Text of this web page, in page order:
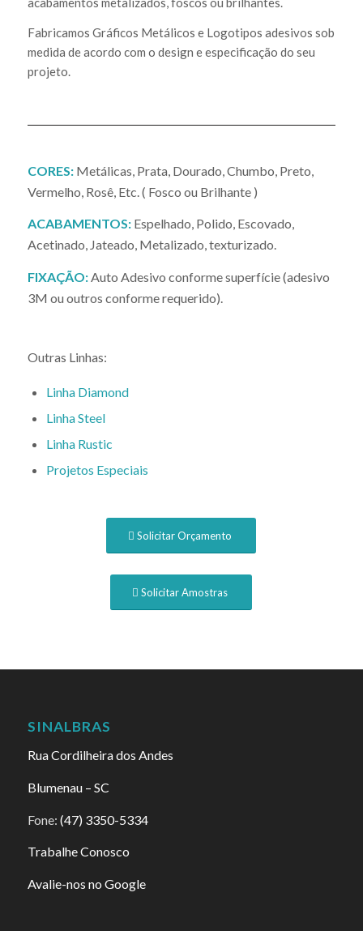
Fabricamos Gráficos Metálicos e Logotipos adesivos sob
medida de acordo com o design e especificação do seu
projeto.
CORES: Metálicas, Prata, Dourado, Chumbo, Preto,
Vermelho, Rosê, Etc. ( Fosco ou Brilhante )
ACABAMENTOS: Espelhado, Polido, Escovado,
Acetinado, Jateado, Metalizado, texturizado.
FIXAÇÃO:Auto Adesivo conforme superfície (adesivo
3M ou outros conforme requerido).
Outras Linhas:
Linha Diamond
Linha Steel
Linha Rustic
Projetos Especiais
Solicitar Orçamento
Solicitar Amostras
SINALBRAS
Rua Cordilheira dos Andes
Blumenau – SC
Fone: (47) 3350-5334
Trabalhe Conosco
Avalie-nos no Google